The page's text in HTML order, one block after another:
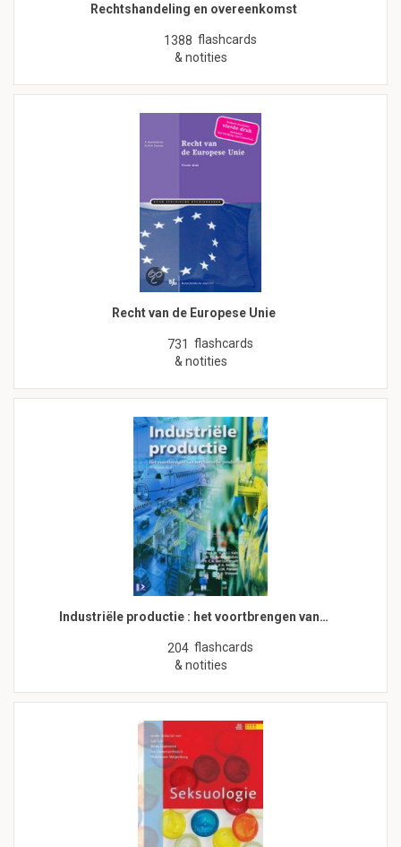
Rechtshandeling en overeenkomst
1388 flashcards
& notities
Recht van de Europese Unie
731 flashcards
& notities
Industriële productie : het voortbrengen van…
204 flashcards
& notities